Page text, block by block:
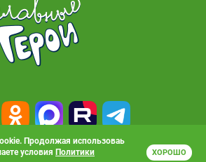
Все права защищены. Полное или частичное
Продолжая использоваь
условия Политики
ХОРОШО